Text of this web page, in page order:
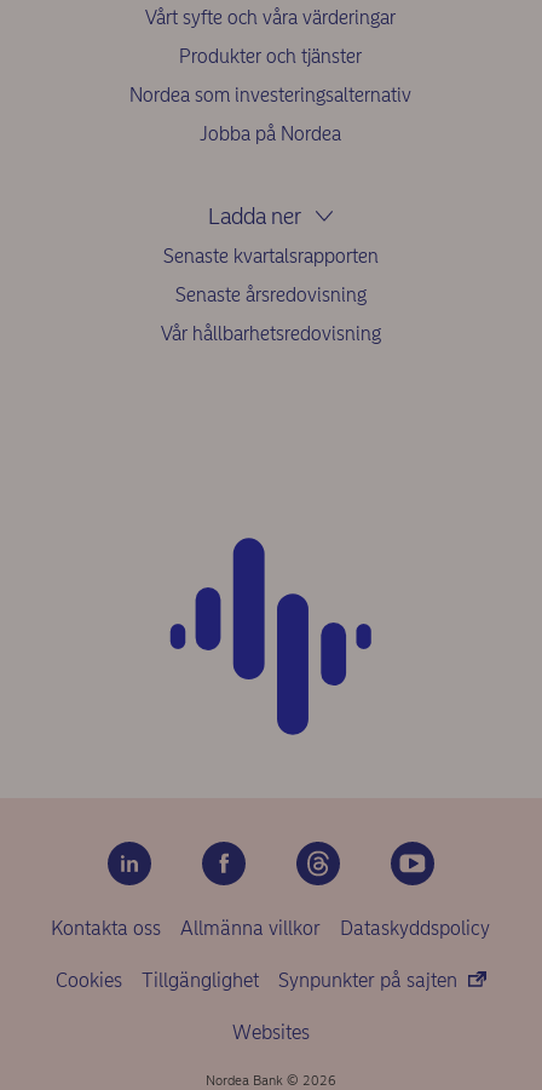
Vårt syfte och våra värderingar
Produkter och tjänster
Nordea som investeringsalternativ
Jobba på Nordea
Ladda ner
Senaste kvartalsrapporten
Senaste årsredovisning
Vår hållbarhetsredovisning
Kontakta oss Allmänna villkor Dataskyddspolicy
Cookies Tillgänglighet Synpunkter på sajten
Websites
Nordea Bank © 2026